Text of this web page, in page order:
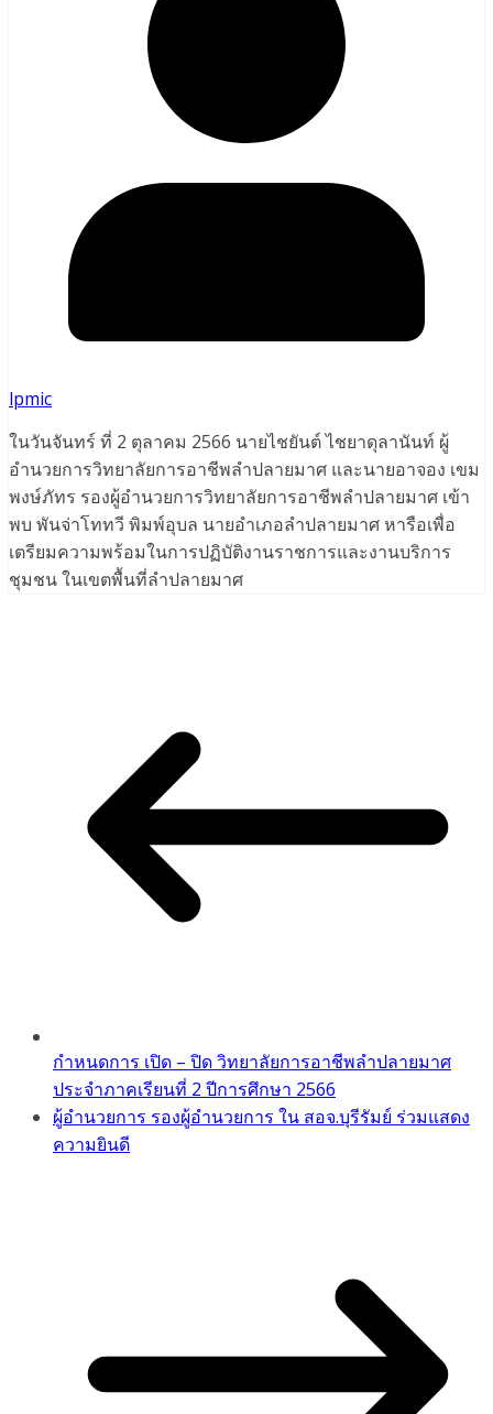
lpmic
ในวันจันทร์ ที่ 2 ตุลาคม 2566 นายไชยันต์ ไชยาดุลานันท์ ผู้
อำนวยการวิทยาลัยการอาชีพลำปลายมาศ และนายอาจอง เขม
พงษ์ภัทร รองผู้อำนวยการวิทยาลัยการอาชีพลำปลายมาศ เข้า
พบ พันจ่าโททวี พิมพ์อุบล นายอำเภอลำปลายมาศ หารือเพื่อ
เตรียมความพร้อมในการปฏิบัติงานราชการและงานบริการ
ชุมชน ในเขตพื้นที่ลำปลายมาศ
กำหนดการ เปิด – ปิด วิทยาลัยการอาชีพลำปลายมาศ
ประจำภาคเรียนที่ 2 ปีการศึกษา 2566
ผู้อำนวยการ รองผู้อำนวยการ ใน สอจ.บุรีรัมย์ ร่วมแสดง
ความยินดี